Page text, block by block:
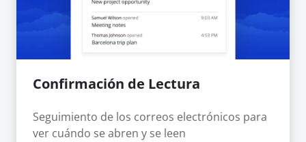
Confirmación de Lectura
Seguimiento de los correos electrónicos para
ver cuándo se abren y se leen